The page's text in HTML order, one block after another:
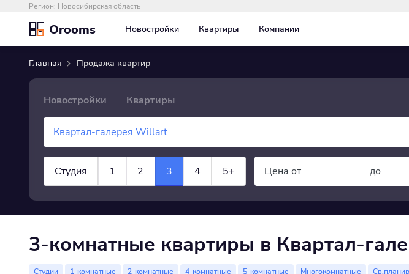
Регион: Новосибирская область
Orooms Новостройки Квартиры Компании
Главная Продажа квартир
Новостройки Квартиры
Студия 1 2 3 4 5+ Цена от до
×
3-комнатные квартиры в Квартал-
Студии 1-комнатные 2-комнатные 4-комнатные 5-комнатные Многокомнатные